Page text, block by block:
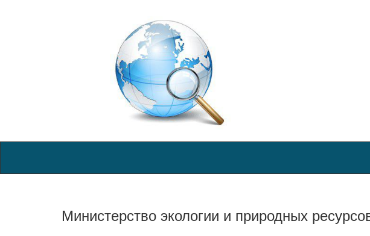
Министерство экологии и природных